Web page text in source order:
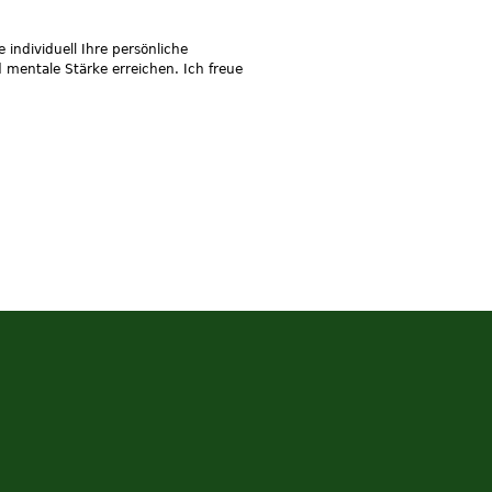
individuell Ihre persönliche
mentale Stärke erreichen. Ich freue